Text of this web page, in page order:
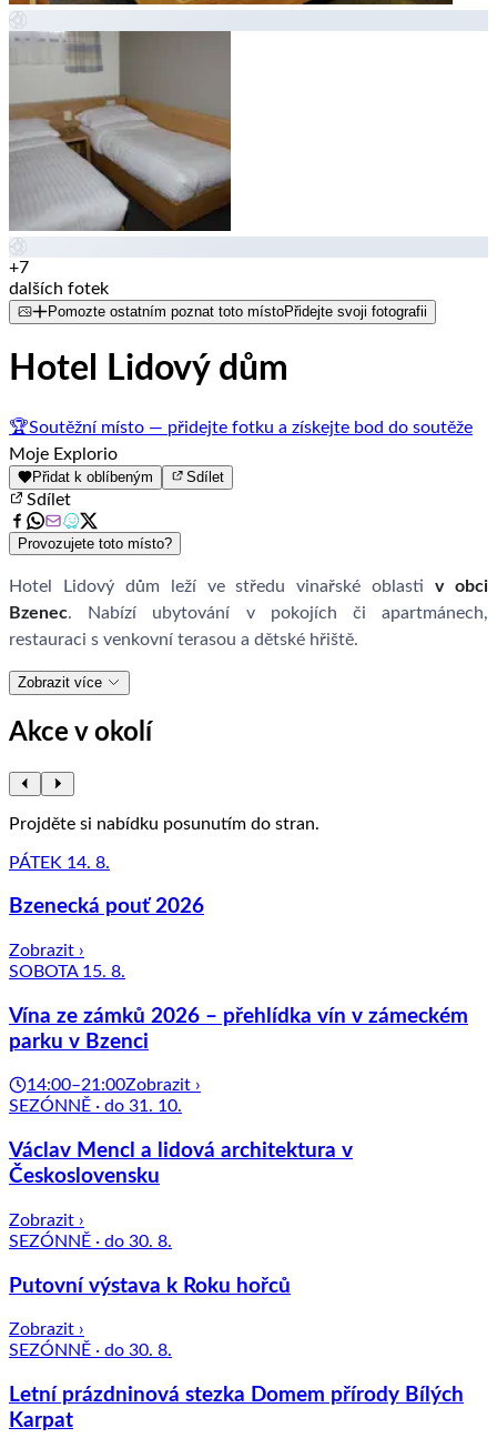
+7
dalších fotek
Pomozte ostatním poznat toto místoPřidejte svoji fotografii
Hotel Lidový dům
🏆Soutěžní místo — přidejte fotku a získejte bod do soutěže
Moje Explorio
Přidat k oblíbeným Sdílet
Sdílet
Provozujete toto místo?
Hotel Lidový dům leží ve středu vinařské oblastiv obci
Bzenec. Nabízí ubytování v pokojích či apartmánech,
restauraci s venkovní terasou a dětské hřiště.
Zobrazit více
Akce v okolí
Projděte si nabídku posunutím do stran.
PÁTEK 14. 8.
Bzenecká pouť 2026
Zobrazit ›
SOBOTA 15. 8.
Vína ze zámků 2026 – přehlídka vín v zámeckém
parku v Bzenci
14:00–21:00Zobrazit ›
SEZÓNNĚ · do 31. 10.
Václav Mencl a lidová architektura v
Československu
Zobrazit ›
SEZÓNNĚ · do 30. 8.
Putovní výstava k Roku hořců
Zobrazit ›
SEZÓNNĚ · do 30. 8.
Letní prázdninová stezka Domem přírody Bílých
Karpat